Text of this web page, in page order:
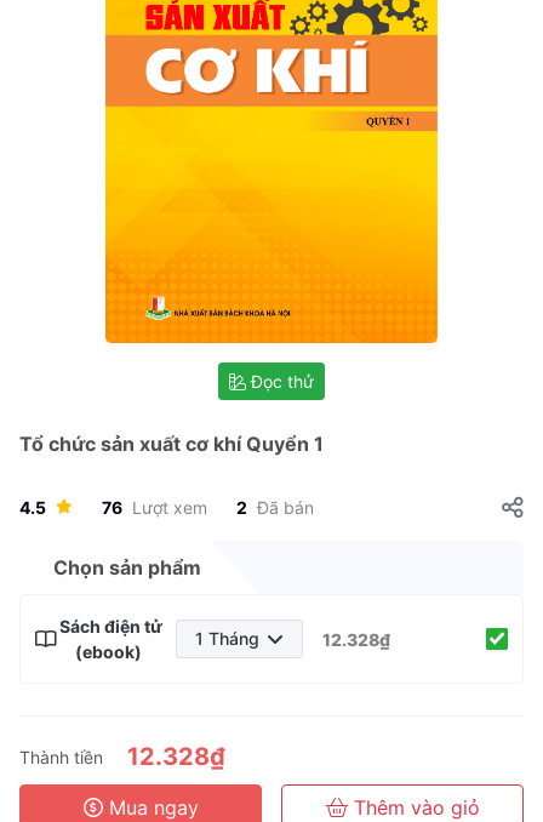
Đọc thử
Tổ chức sản xuất cơ khí Quyển 1
4.5 76 Lượt xem 2 Đã bán
Chọn sản phẩm
Sách điện tử
(ebook)
1 Tháng
6 Tháng
3 Năm
12.328₫
Thành tiền 12.328₫
Mua ngay Thêm vào giỏ